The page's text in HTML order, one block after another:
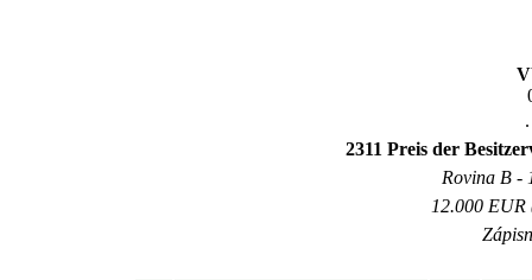
2311 Preis der
Rovina B -
12.000 EUR